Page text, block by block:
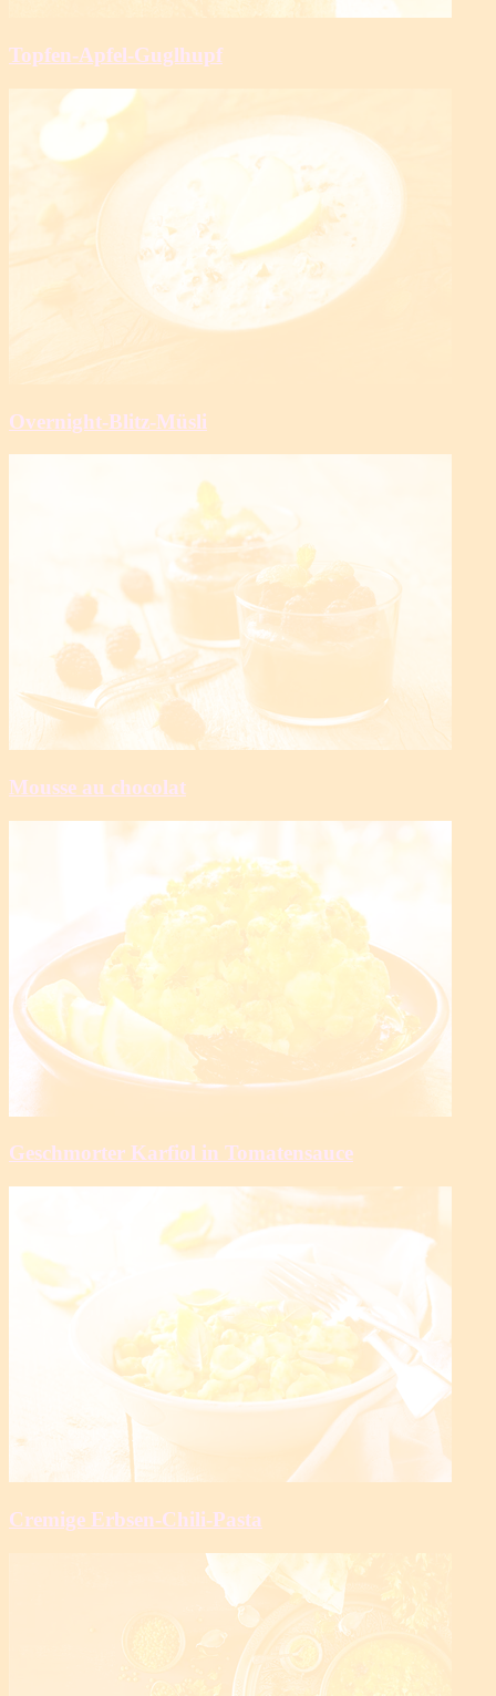
Topfen-Apfel-Guglhupf
Overnight-Blitz-Müsli
Mousse au chocolat
Geschmorter Karfiol in Tomatensauce
Cremige Erbsen-Chili-Pasta